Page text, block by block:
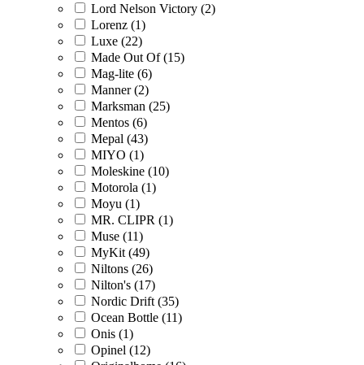
Lord Nelson Victory (2)
Lorenz (1)
Luxe (22)
Made Out Of (15)
Mag-lite (6)
Manner (2)
Marksman (25)
Mentos (6)
Mepal (43)
MIYO (1)
Moleskine (10)
Motorola (1)
Moyu (1)
MR. CLIPR (1)
Muse (11)
MyKit (49)
Niltons (26)
Nilton's (17)
Nordic Drift (35)
Ocean Bottle (11)
Onis (1)
Opinel (12)